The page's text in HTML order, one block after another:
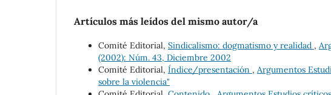
Artículos más leídos del mismo autor/a
Comité Editorial, Sindicalismo: dogmatismo y realidad ,
(2002): Núm. 43, Diciembre 2002
Comité Editorial, Índice/presentación , Argumentos
sobre la violencia"